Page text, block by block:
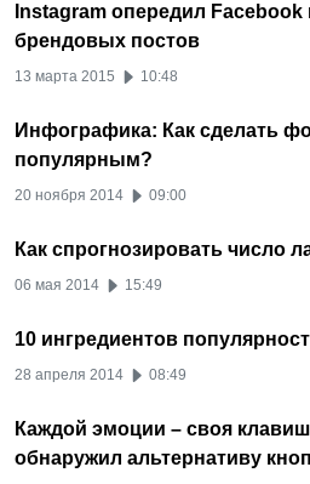
Instagram опередил Facebook
брендовых постов
13 марта 2015 10:48
Инфографика: Как сделать
популярным?
20 ноября 2014 09:00
Как спрогнозировать число
06 мая 2014 15:49
10 ингредиентов
28 апреля 2014 08:49
Каждой эмоции – своя
обнаружил альтернативу